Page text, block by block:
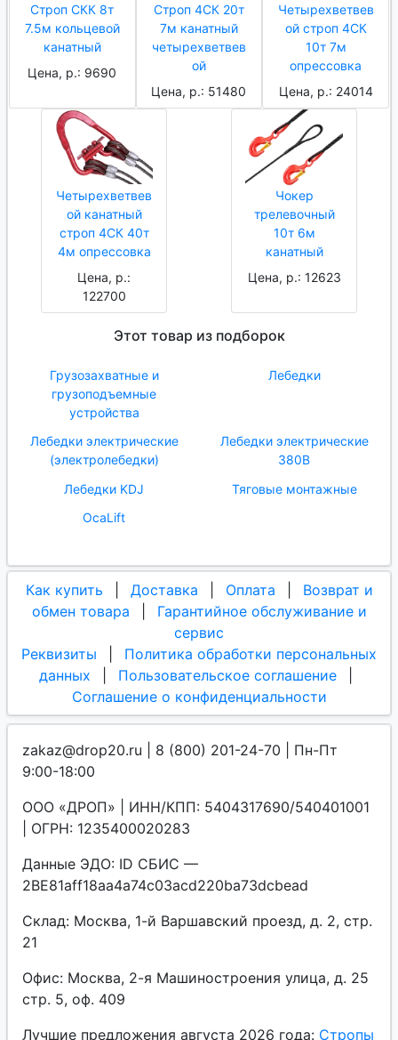
Строп СКК 8т
7.5м кольцевой
канатный
Цена, р.: 9690
Строп 4СК 20т
7м канатный
четырехветвев
ой
Цена, р.: 51480
Четырехветвев
ой строп 4СК
10т 7м
опрессовка
Цена, р.: 24014
Четырехветвев
ой канатный
строп 4СК 40т
4м опрессовка
Цена, р.:
122700
Чокер
трелевочный
10т 6м
канатный
Цена, р.: 12623
Этот товар из подборок
Грузозахватные и
грузоподъемные
устройства
Лебедки
Лебедки электрические
(электролебедки)
Лебедки электрические
380В
Лебедки KDJ
Тяговые монтажные
OcaLift
Как купить Доставка Оплата
Возврат и
обмен товара
Гарантийное обслуживание и
сервис
Реквизиты
Политика обработки персональных
данных
Пользовательское соглашение
Соглашение о конфиденциальности
zakaz@drop20.ru | 8 (800) 201-24-70 | Пн-Пт
9:00-18:00
ООО «ДРОП» | ИНН/КПП: 5404317690/540401001
| ОГРН: 1235400020283
Данные ЭДО: ID СБИС —
2BE81aff18aa4a74c03acd220ba73dcbead
Склад: Москва, 1-й Варшавский проезд, д. 2, стр.
21
Офис: Москва, 2-я Машиностроения улица, д. 25
стр. 5, оф. 409
Лучшие предложения августа 2026 года: Стропы